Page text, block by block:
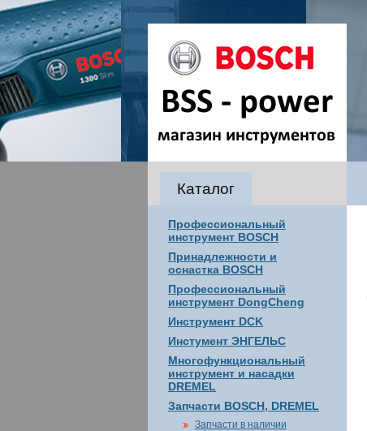
Каталог
Профессиональный
инструмент BOSCH
Принадлежности и
оснастка BOSCH
Профессиональный
инструмент DongCheng
Инструмент DCK
Инстумент ЭНГЕЛЬС
Многофункциональный
инструмент и насадки
DREMEL
Запчасти BOSCH, DREMEL
Запчасти в наличии